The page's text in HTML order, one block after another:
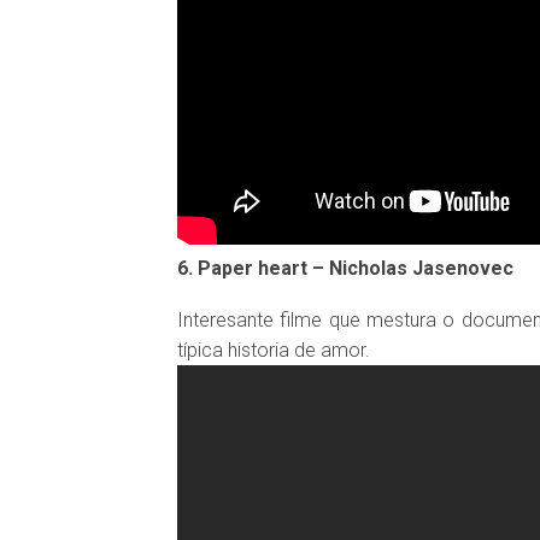
6. Paper heart – Nicholas Jasenovec
Interesante filme que mestura o
típica historia de amor.